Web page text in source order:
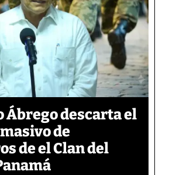
descarta el
de
de el Clan del